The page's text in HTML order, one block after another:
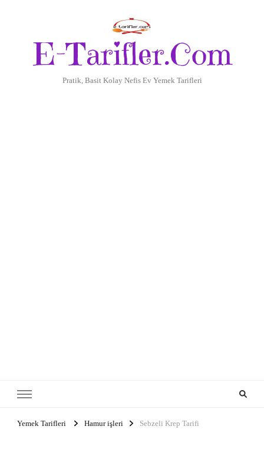
E-Tarifler.Com
Pratik, Basit Kolay Nefis Ev Yemek Tarifleri
Yemek Tarifleri Hamur işleri Sebzeli Krep Tarifi